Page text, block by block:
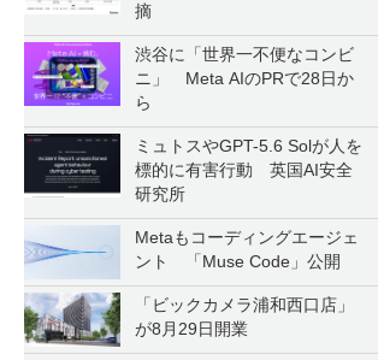
摘
渋谷に「世界一不便なコンビ
ニ」 Meta AIのPRで28日か
ら
ミュトスやGPT-5.6 Solが人を
標的に有害行動 英国AI安全
研究所
Metaもコーディングエージェ
ント 「Muse Code」公開
「ビックカメラ浦和西口店」
が8月29日開業